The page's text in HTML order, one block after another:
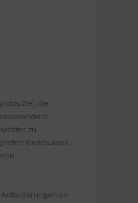
das Ziel, die
zu
Kleinbusses,
an